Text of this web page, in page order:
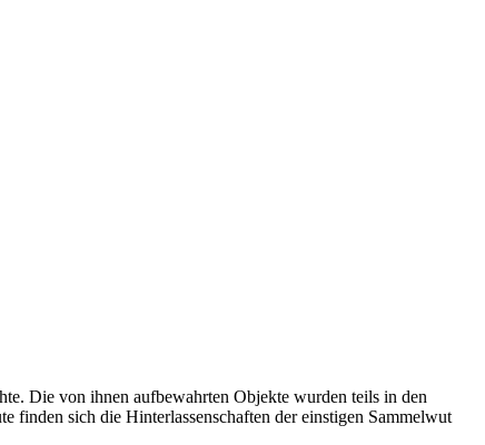
Die von ihnen aufbewahrten Objekte wurden teils in den
finden sich die Hinterlassenschaften der einstigen Sammelwut